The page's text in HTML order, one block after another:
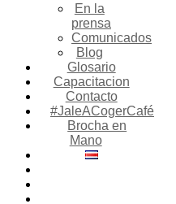
En la
prensa
Comunicados
Blog
Glosario
Capacitacion
Contacto
#JaleACogerCafé
Brocha en
Mano